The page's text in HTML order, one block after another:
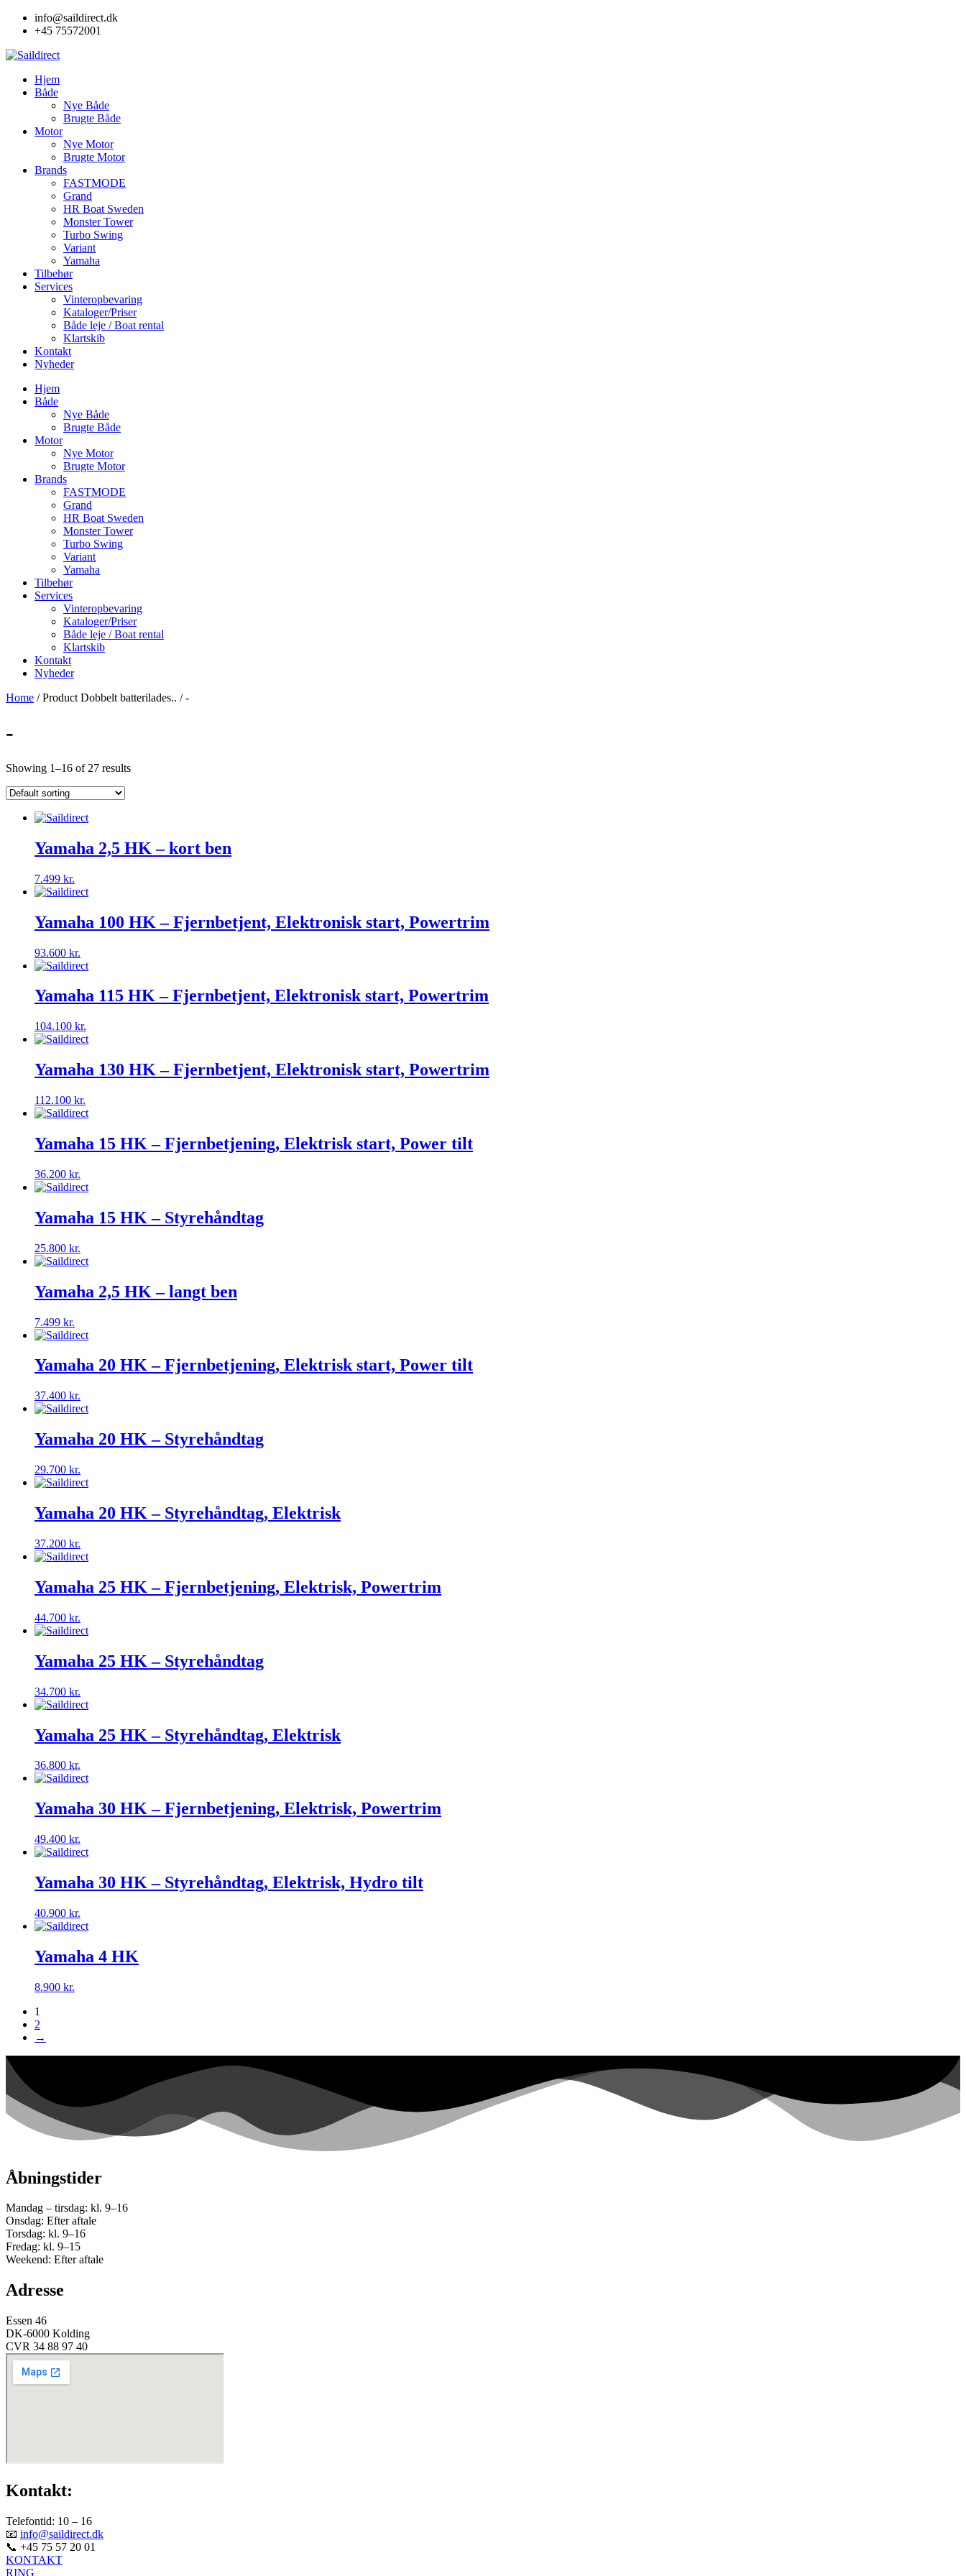
Skip
info@saildirect.dk
+45 75572001
Hjem
Både
Nye Både
Brugte Både
Motor
Nye Motor
Brugte Motor
Brands
FASTMODE
Grand
HR Boat Sweden
Monster Tower
Turbo Swing
Variant
Yamaha
Tilbehør
Services
Vinteropbevaring
Kataloger/Priser
Både leje / Boat rental
Klartskib
Kontakt
Nyheder
Hjem
Både
Nye Både
Brugte Både
Motor
Nye Motor
Brugte Motor
Brands
FASTMODE
Grand
HR Boat Sweden
Monster Tower
Turbo Swing
Variant
Yamaha
Tilbehør
Services
Vinteropbevaring
Kataloger/Priser
Både leje / Boat rental
Klartskib
Kontakt
Nyheder
Home / Product Dobbelt batterilades.. / -
-
Showing 1–16 of 27 results
Yamaha 2,5 HK – kort ben
7.499 kr.
Yamaha 100 HK – Fjernbetjent, Elektronisk start, Powertrim
93.600 kr.
Yamaha 115 HK – Fjernbetjent, Elektronisk start, Powertrim
104.100 kr.
Yamaha 130 HK – Fjernbetjent, Elektronisk start, Powertrim
112.100 kr.
Yamaha 15 HK – Fjernbetjening, Elektrisk start, Power tilt
36.200 kr.
Yamaha 15 HK – Styrehåndtag
25.800 kr.
Yamaha 2,5 HK – langt ben
7.499 kr.
Yamaha 20 HK – Fjernbetjening, Elektrisk start, Power tilt
37.400 kr.
Yamaha 20 HK – Styrehåndtag
29.700 kr.
Yamaha 20 HK – Styrehåndtag, Elektrisk
37.200 kr.
Yamaha 25 HK – Fjernbetjening, Elektrisk, Powertrim
44.700 kr.
Yamaha 25 HK – Styrehåndtag
34.700 kr.
Yamaha 25 HK – Styrehåndtag, Elektrisk
36.800 kr.
Yamaha 30 HK – Fjernbetjening, Elektrisk, Powertrim
49.400 kr.
Yamaha 30 HK – Styrehåndtag, Elektrisk, Hydro tilt
40.900 kr.
Yamaha 4 HK
8.900 kr.
1
2
→
Åbningstider
Mandag – tirsdag: kl. 9–16
Onsdag: Efter aftale
Torsdag: kl. 9–16
Fredag: kl. 9–15
Weekend: Efter aftale
Adresse
Essen 46
DK-6000 Kolding
CVR 34 88 97 40
Kontakt:
Telefontid: 10 – 16
📧 info@saildirect.dk
📞 +45 75 57 20 01
KONTAKT
RING